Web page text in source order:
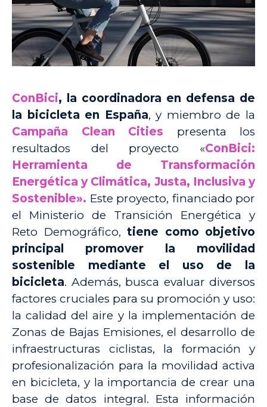
ConBici, la coordinadora en defensa de
la bicicleta en España, y miembro de la
Campaña Clean Cities presenta los
resultados del proyecto «ConBici:
Herramienta de Transformación
Energética y Climática, Justa, Inclusiva y
Sostenible». Este proyecto, financiado por
el Ministerio de Transición Energética y
Reto Demográfico, tiene como objetivo
principal promover la movilidad
sostenible mediante el uso de la
bicicleta. Además, busca evaluar diversos
factores cruciales para su promoción y uso:
la calidad del aire y la implementación de
Zonas de Bajas Emisiones, el desarrollo de
infraestructuras ciclistas, la formación y
profesionalización para la movilidad activa
en bicicleta, y la importancia de crear una
base de datos integral. Esta información